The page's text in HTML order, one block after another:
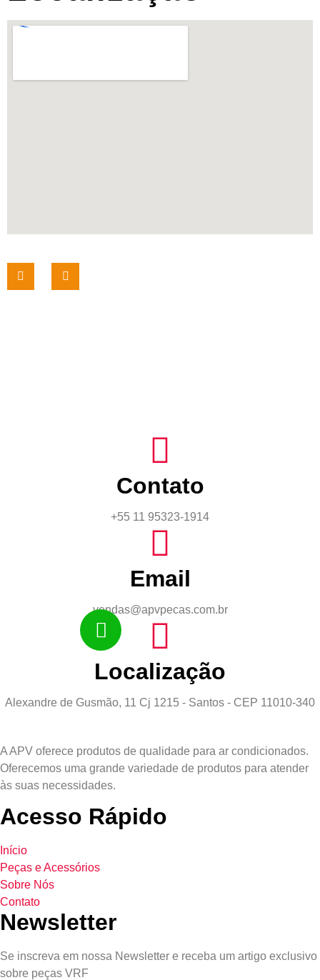
Contato
+55 11 95323-1914
Email
vendas@apvpecas.com.br
Localização
Alexandre de Gusmão, 11 Cj 1215 - Santos - CEP 11010-340
A APV oferece produtos de qualidade para ar condicionados.
Oferecemos uma grande variedade de produtos para atender
às suas necessidades.
Acesso Rápido
Início
Peças e Acessórios
Sobre Nós
Contato
Newsletter
Se inscreva em nossa Newsletter e receba um artigo exclusivo
sobre peças VRF